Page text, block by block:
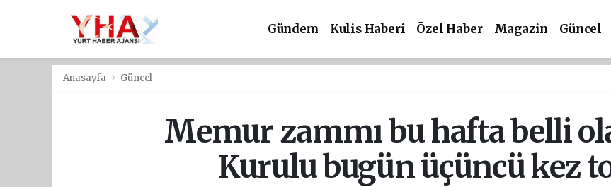
Gündem Kulis Haberi Özel Haber Magazin Güncel
Anasayfa Güncel
Memur zammı bu hafta belli
Kurulu bugün üçüncü kez